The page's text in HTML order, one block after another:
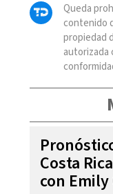
Queda
contenido
propiedad
autorizada
Costa
con